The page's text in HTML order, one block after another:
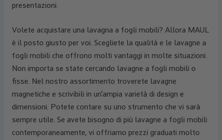
presentazioni.
Volete acquistare una lavagna a fogli mobili? Allora MAUL
è il posto giusto per voi. Scegliete la qualità e le lavagne a
fogli mobili che offrono molti vantaggi in molte situazioni.
Non importa se state cercando lavagne a fogli mobili o
fisse. Nel nostro assortimento troverete lavagne
magnetiche e scrivibili in un'ampia varietà di design e
dimensioni. Potete contare su uno strumento che vi sarà
sempre utile. Se avete bisogno di più lavagne a fogli mobili
contemporaneamente, vi offriamo prezzi graduati molto